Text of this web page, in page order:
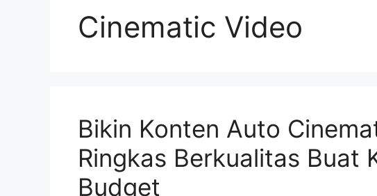
Cinematic Video
Bikin Konten Auto
Ringkas Berkualitas Buat
Budget